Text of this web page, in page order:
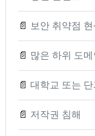
📄 보안 취약점
📄 많은 하위 도메
📄 대학교 또는
📄 저작권 침해